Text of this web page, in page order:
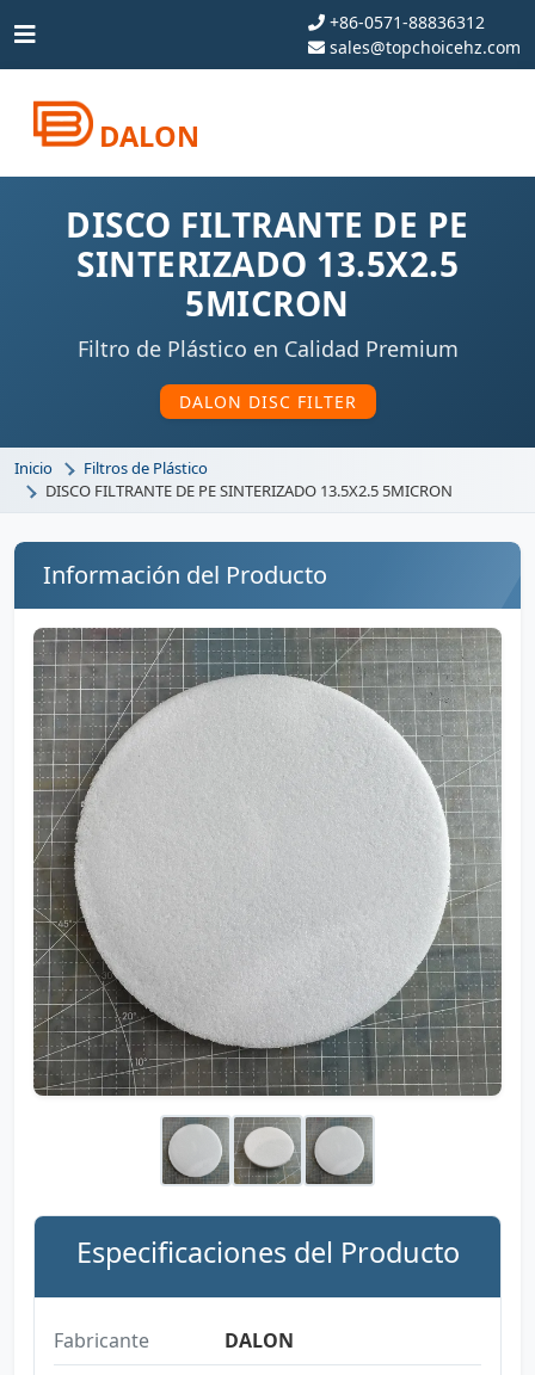
+86-0571-88836312
sales@topchoicehz.com
DALON
DISCO FILTRANTE DE PE
SINTERIZADO 13.5X2.5
5MICRON
Filtro de Plástico en Calidad Premium
DALON DISC FILTER
Inicio
Filtros de Plástico
DISCO FILTRANTE DE PE SINTERIZADO 13.5X2.5 5MICRON
Información del Producto
Especificaciones del Producto
Fabricante
DALON